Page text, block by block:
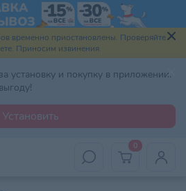
временно приостановлены. Проверяйте
Приносим извинения.
установку и покупку в приложении.
Установить
0